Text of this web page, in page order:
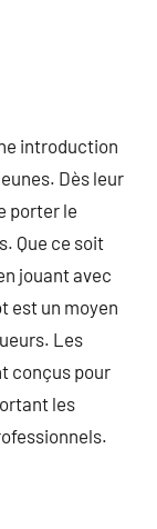
introduction
Dès leur
porter le
Que ce soit
jouant avec
est un moyen
Les
conçus pour
les